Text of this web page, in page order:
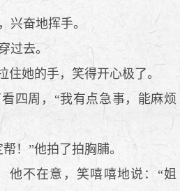
奋地挥手。
过去。
她的手，笑得开心极了。
四周，“我有点急事，能麻烦
！”他拍了拍胸脯。
不在意，笑嘻嘻地说：“姐